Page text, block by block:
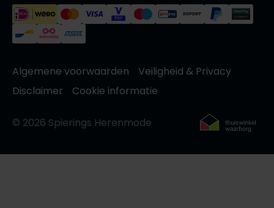
Algemene voorwaarden
Veiligheid & Privacy
Disclaimer
Cookie informatie
© 2026 Spierings Herenmode